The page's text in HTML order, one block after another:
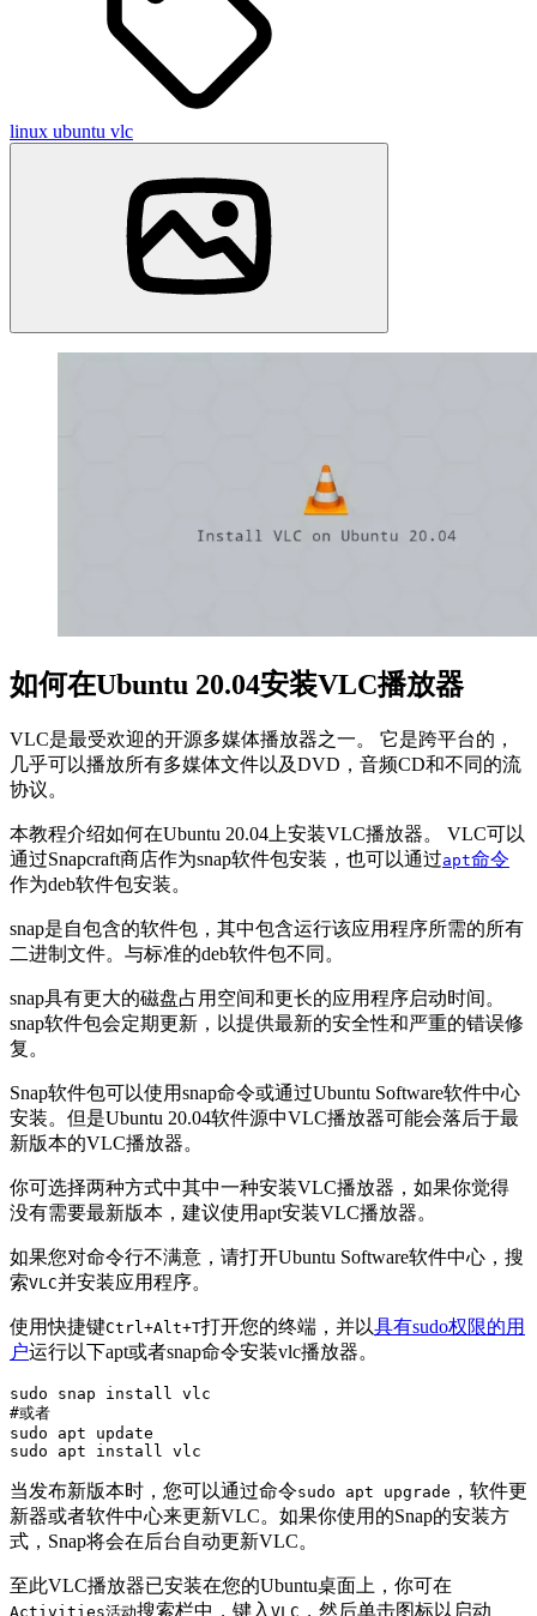
linux ubuntu vlc
如何在Ubuntu 20.04安装VLC播放器
VLC是最受欢迎的开源多媒体播放器之一。 它是跨平台的，
几乎可以播放所有多媒体文件以及DVD，音频CD和不同的流
协议。
本教程介绍如何在Ubuntu 20.04上安装VLC播放器。 VLC可以
通过Snapcraft商店作为snap软件包安装，也可以通过apt命令
作为deb软件包安装。
snap是自包含的软件包，其中包含运行该应用程序所需的所有
二进制文件。与标准的deb软件包不同。
snap具有更大的磁盘占用空间和更长的应用程序启动时间。
snap软件包会定期更新，以提供最新的安全性和严重的错误修
复。
Snap软件包可以使用snap命令或通过Ubuntu Software软件中心
安装。但是Ubuntu 20.04软件源中VLC播放器可能会落后于最
新版本的VLC播放器。
你可选择两种方式中其中一种安装VLC播放器，如果你觉得
没有需要最新版本，建议使用apt安装VLC播放器。
如果您对命令行不满意，请打开Ubuntu Software软件中心，搜
索VLC并安装应用程序。
使用快捷键Ctrl+Alt+T打开您的终端，并以具有sudo权限的用
户运行以下apt或者snap命令安装vlc播放器。
sudo snap install vlc
#或者
sudo apt update
当发布新版本时，您可以通过命令sudo apt upgrade ，软件更
新器或者软件中心来更新VLC。如果你使用的Snap的安装方
式，Snap将会在后台自动更新VLC。
至此VLC播放器已安装在您的Ubuntu桌面上，你可在
Activities活动搜索栏中，键入 VLC ，然后单击图标以启动